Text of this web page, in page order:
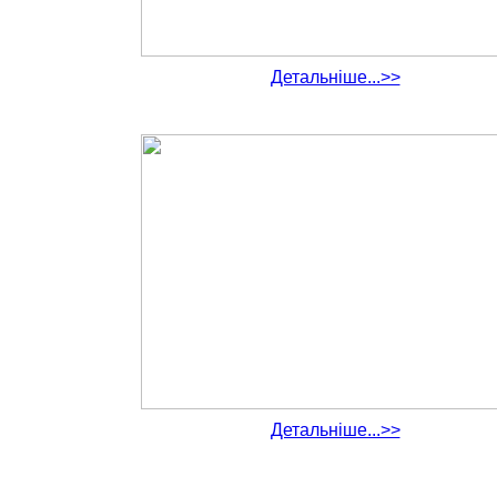
Детальніше...>>
Детальніше...>>